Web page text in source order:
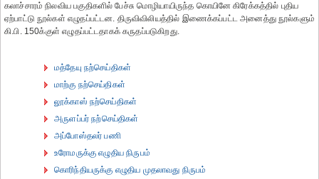
கலாச்சாரம் நிலவிய பகுதிகளில் பேச்சு மொழியாயிருந்த கொயினே கிரேக்கத்தில் புதிய
ஏற்பாட்டு நூல்கள் எழுதப்பட்டன. திருவிவிலியத்தில் இணைக்கப்பட்ட அனைத்து நூல்களும்
கி.பி. 150க்குள் எழுதப்பட்டதாகக் கருதப்படுகிறது.
மத்தேயு நற்செய்திகள்
மாற்கு நற்செய்திகள்
லூக்காஸ் நற்செய்திகள்
அருளப்பர் நற்செய்திகள்
அப்போஸ்தலர் பணி
உரோமருக்கு எழுதிய நிருபம்
கொரிந்தியருக்கு எழுதிய முதலாவது நிருபம்